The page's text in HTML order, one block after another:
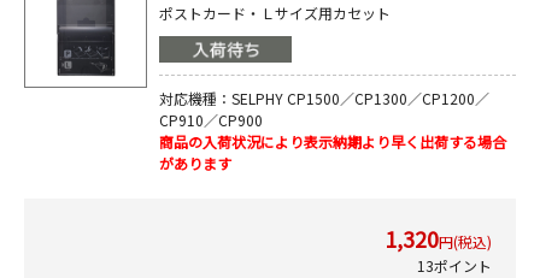
ポストカード・Ｌサイズ用カセット
対応機種：SELPHY CP1500／CP1300／CP1200／
CP910／CP900
商品の入荷状況により表示納期より早く出荷する場合
があります
1,320円(税込)
13ポイント